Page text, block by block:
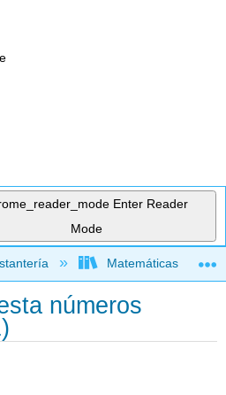
Enter Reader
Mode
jerarquía global
Matemáticas
números